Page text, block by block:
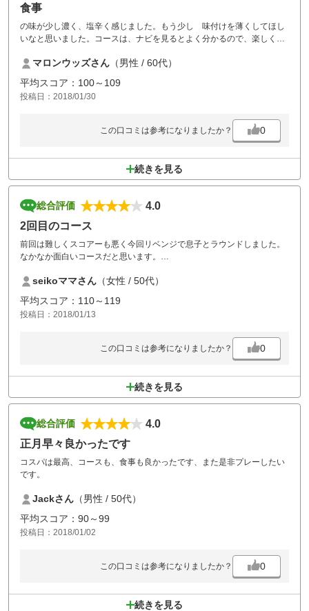
食事
の味が少し濃く、塩辛く感じました。もう少し 味付けを薄くしてほし
いなと思いました。コースは、ナビを見るとよく分かるので、楽しくプ
マロンウッズさん （男性 / 60代）
平均スコア：100～109
投稿日：2018/01/30
この口コミは参考になりましたか？ 0
続きを見る
総合評価
4.0
2回目のコース
前回は難しくスコアーも悪く今回リベンジで息子とラウンドしました。
なかなか面白いコースだと思います。
seikoママさん （女性 / 50代）
平均スコア：110～119
投稿日：2018/01/13
この口コミは参考になりましたか？ 0
続きを見る
総合評価
4.0
正月早々良かったです
コスパは最高、コースも、食事も良かったです、また是非プレーしたい
です。
Jackさん （男性 / 50代）
平均スコア：90～99
投稿日：2018/01/02
この口コミは参考になりましたか？ 0
続きを見る